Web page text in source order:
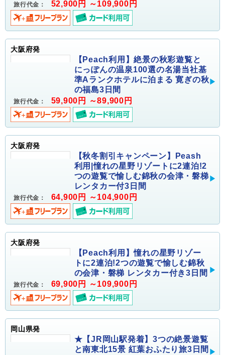
旅行代金： 52,900円 ～109,900円
大阪府発
【Peach利用】絶景の秋彩遊覧と
にっぽんの温泉100選の名湯当社基
準Aランクホテルに泊まる 寛ぎの秋
の福島3日間
旅行代金： 59,900円 ～89,900円
大阪府発
【秋冬割引キャンペーン】Peash
利用|憧れの星野リゾートに2連泊!2
つの遊覧で愉しむ錦秋の会津・磐梯
レンタカー付3日間
旅行代金： 64,900円 ～104,900円
大阪府発
【Peach利用】憧れの星野リゾー
トに2連泊!2つの遊覧で愉しむ錦秋
の会津・磐梯 レンタカー付き3日間
旅行代金： 69,900円 ～109,900円
岡山県発
★【JR岡山駅発着】3つの絶景遊覧
と南東北15景 紅葉おふたり旅3日間